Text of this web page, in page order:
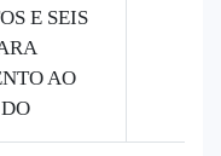
E SEIS
AO